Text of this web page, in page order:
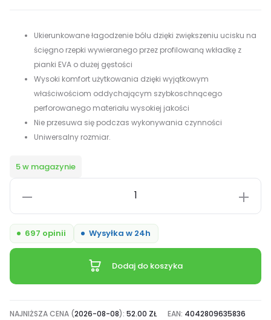
Ukierunkowane łagodzenie bólu dzięki zwiększeniu ucisku na
ścięgno rzepki wywieranego przez profilowaną wkładkę z
pianki EVA o dużej gęstości
Wysoki komfort użytkowania dzięki wyjątkowym
właściwościom oddychającym szybkoschnącego
perforowanego materiału wysokiej jakości
Nie przesuwa się podczas wykonywania czynności
Uniwersalny rozmiar.
5 w magazynie
697 opinii Wysyłka w 24h
podrzepkowa
Actimove®
EVA
Dodaj do koszyka
NAJNIŻSZA CENA (2026-08-08):52.00 ZŁ EAN: 4042809635836